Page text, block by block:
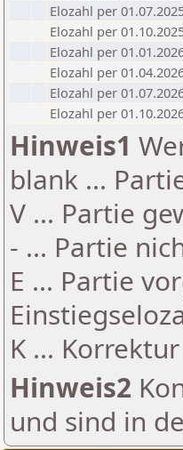
Elozahl per
Elozahl per
Elozahl per
Elozahl per
Elozahl per
Elozahl per
Hinweis1
blank ...
V ... Partie
- ... Partie
E ... Partie
K ...
Hinweis2
und sind in